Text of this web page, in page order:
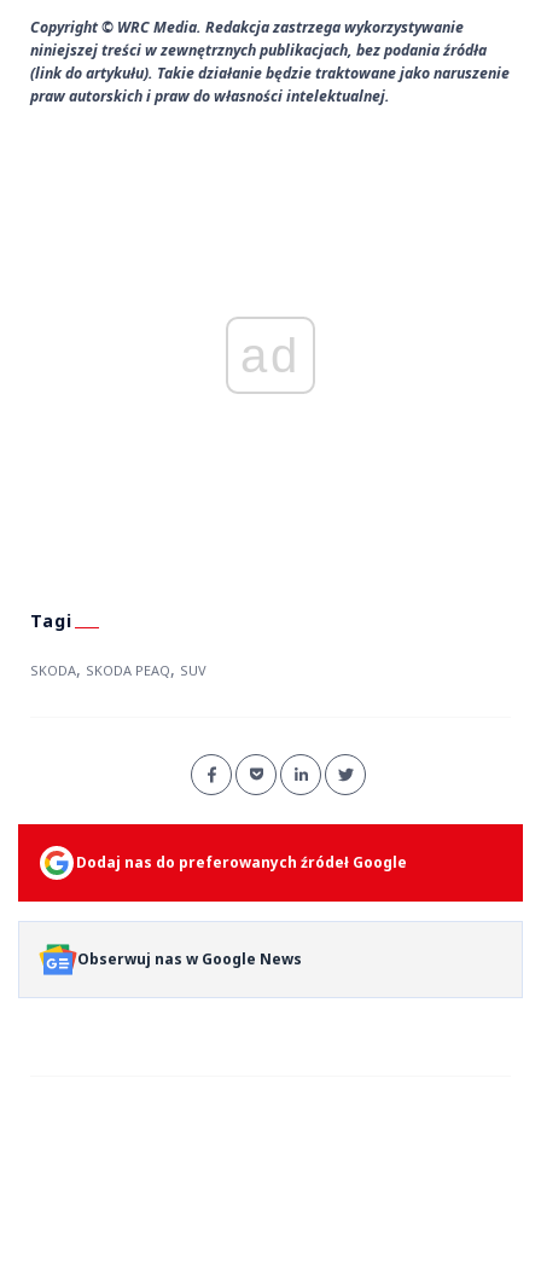
Copyright © WRC Media. Redakcja zastrzega wykorzystywanie
niniejszej treści w zewnętrznych publikacjach, bez podania źródła
(link do artykułu). Takie działanie będzie traktowane jako naruszenie
praw autorskich i praw do własności intelektualnej.
ad
SKODA, SKODA PEAQ, SUV
Dodaj nas do preferowanych źródeł Google
Obserwuj nas w Google News